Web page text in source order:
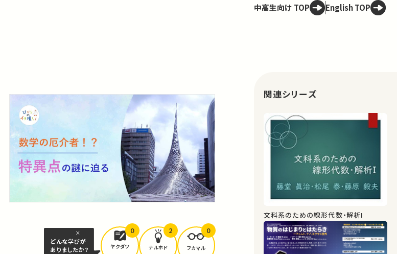
中高生向け TOP English TOP
どんな学びが
ありましたか？
ヤクダツ
0
ナルホド
2
フカマル
0
関連シリーズ
文科系のための線形代数・解析I